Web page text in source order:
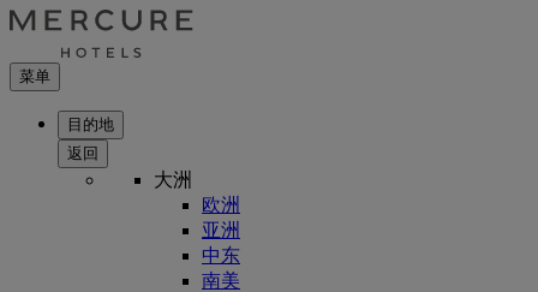
菜单
目的地
返回
大洲
欧洲
亚洲
中东
南美